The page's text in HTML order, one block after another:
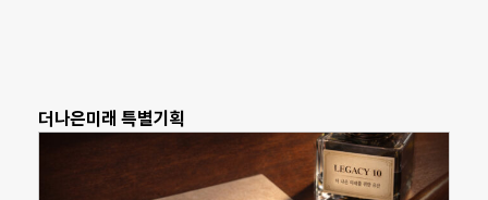
더나은미래 특별기획